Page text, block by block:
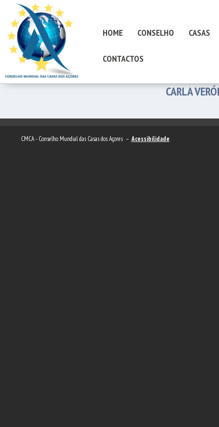
HOME CONSELHO CASAS
CONTACTOS
CARLA
CMCA - Conselho Mundial das Casas dos Açores – Acessibilidade